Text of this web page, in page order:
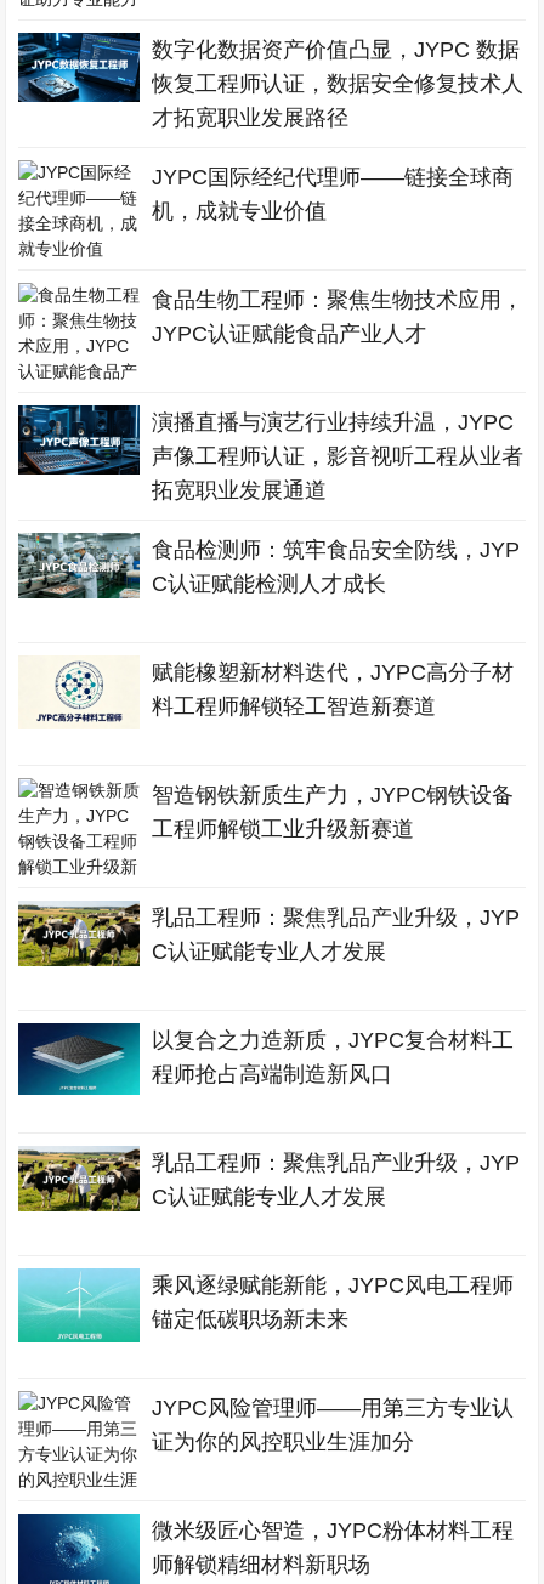
数字化数据资产价值凸显，JYPC 数据
恢复工程师认证，数据安全修复技术人
才拓宽职业发展路径
JYPC国际经纪代理师——链接全球商
机，成就专业价值
食品生物工程师：聚焦生物技术应用，
JYPC认证赋能食品产业人才
演播直播与演艺行业持续升温，JYPC
声像工程师认证，影音视听工程从业者
拓宽职业发展通道
食品检测师：筑牢食品安全防线，JYP
C认证赋能检测人才成长
赋能橡塑新材料迭代，JYPC高分子材
料工程师解锁轻工智造新赛道
智造钢铁新质生产力，JYPC钢铁设备
工程师解锁工业升级新赛道
乳品工程师：聚焦乳品产业升级，JYP
C认证赋能专业人才发展
以复合之力造新质，JYPC复合材料工
程师抢占高端制造新风口
乳品工程师：聚焦乳品产业升级，JYP
C认证赋能专业人才发展
乘风逐绿赋能新能，JYPC风电工程师
锚定低碳职场新未来
JYPC风险管理师——用第三方专业认
证为你的风控职业生涯加分
微米级匠心智造，JYPC粉体材料工程
师解锁精细材料新职场